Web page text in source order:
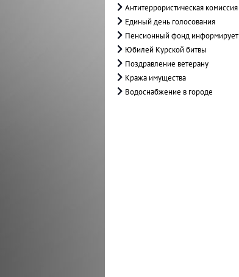
Антитеррористическая комиссия
Единый день голосования
Пенсионный фонд информирует
Юбилей Курской битвы
Поздравление ветерану
Кража имущества
Водоснабжение в городе